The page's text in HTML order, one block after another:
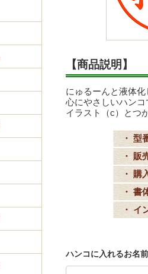
【商品説明】
にゅるーんと液体化
心にやさしいハンコ
イラスト（c）とつ
・ 型
・ 販
・ 購
・ 書
・ イ
ハンコに入れるお名前